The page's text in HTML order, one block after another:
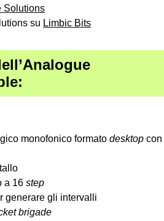
Solutions
su Limbic Bits
monofonico formato desktop con
a 16 step
generare gli intervalli
brigade